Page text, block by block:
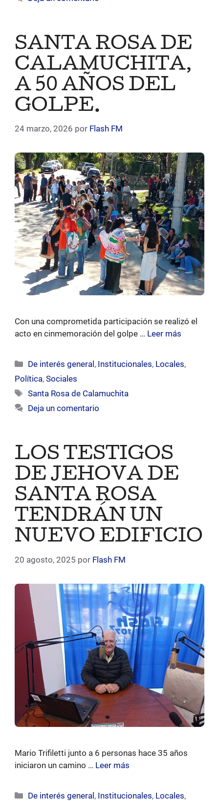
SANTA ROSA DE
CALAMUCHITA,
A 50 AÑOS DEL
GOLPE.
24 marzo, 2026 por Flash FM
Con una comprometida participación se realizó el
acto en cinmemoración del golpe … Leer más
Categorías
De interés general , Institucionales, Locales,
Política, Sociales
Etiquetas
Santa Rosa de Calamuchita
Deja un comentario
LOS TESTIGOS
DE JEHOVA DE
SANTA ROSA
TENDRÁN UN
NUEVO EDIFICIO
20 agosto, 2025 por Flash FM
Mario Trifiletti junto a 6 personas hace 35 años
iniciaron un camino … Leer más
Categorías
De interés general, Institucionales, Locales,